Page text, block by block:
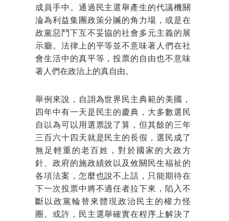
成員手中。通過民主選舉產生的代議機關
淪為利益集團政策分贓的角力場，或是在
政黨惡鬥下互不妥協的社會多元主義的展
示廳。法律上的平等並不意味著人們在社
會生活中的真平等，投票的自由也不意味
著人們在政治上的真自由。
舉例來說，自詡為世界民主典範的美國，
四年中有一天是民主的慶典，大多數選民
自以為可以用選票說了算，但其餘的三年
三百六十四天就是民主的長假，選民成了
無足輕重的老百姓，對於國家的大政方
針、政府的施政績效以及攸關民生福祉的
各項法案，怎麼也說不上話，只能期待在
下一次投票中將不適任者拉下來，陷入不
斷以政黨輪替來體現政治民主的權力怪
圈。或許，民主選舉確實在程序上解決了